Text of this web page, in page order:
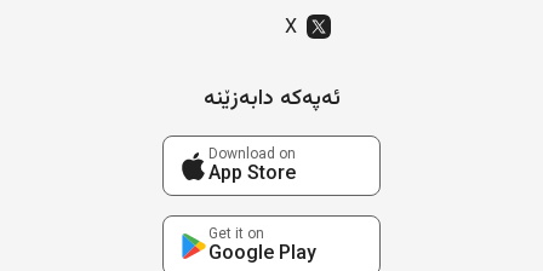
X
ئەپەکە دابەزێنە
Download on
App Store
Get it on
Google Play